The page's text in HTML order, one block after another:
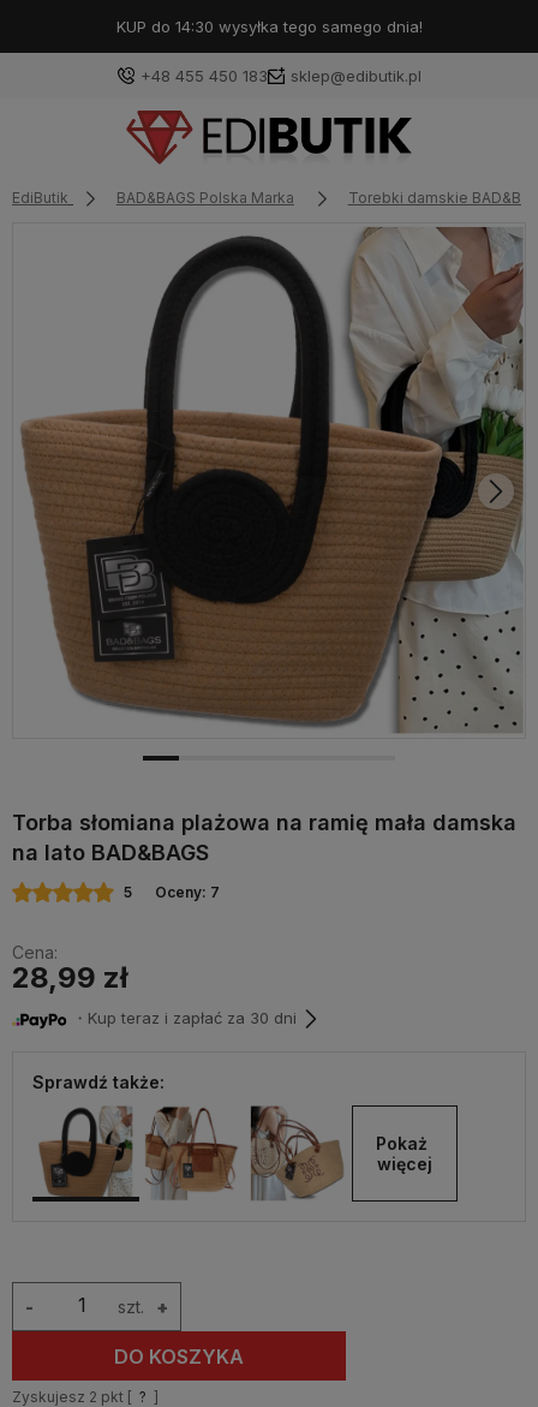
KUP do 14:30 wysyłka tego samego dnia!
+48 455 450 183 sklep@edibutik.pl
EdiButik BAD&BAGS Polska Marka Torebki damskie
Torba słomiana plażowa na ramię mała damska
na lato BAD&BAGS
5 Oceny: 7
Cena:
28,99 zł
・Kup teraz i zapłać za 30 dni
Sprawdź także:
Pokaż
więcej
szt. +
-
DO KOSZYKA
Zyskujesz 2 pkt [ ? ]